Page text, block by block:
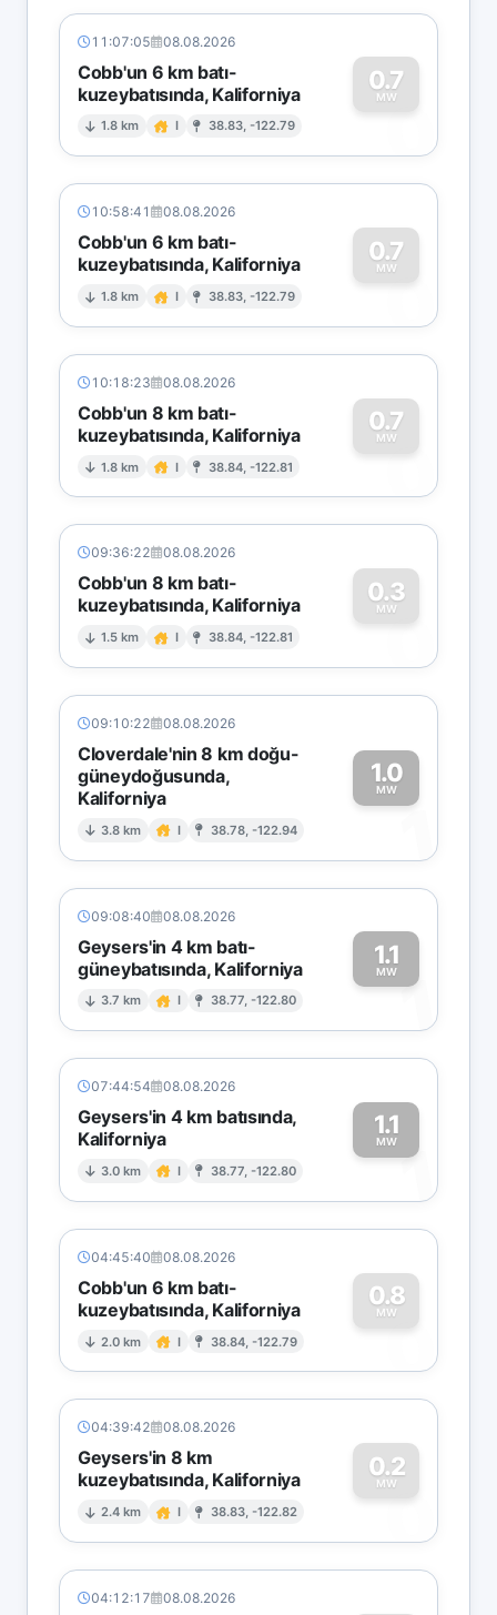
11:07:05 08.08.2026
Cobb'un 6 km batı-
kuzeybatısında, Kaliforniya
1.8 km I 38.83, -122.79
0.7
MW
0
10:58:41 08.08.2026
Cobb'un 6 km batı-
kuzeybatısında, Kaliforniya
1.8 km I 38.83, -122.79
0.7
MW
0
10:18:23 08.08.2026
Cobb'un 8 km batı-
kuzeybatısında, Kaliforniya
1.8 km I 38.84, -122.81
0.7
MW
0
09:36:22 08.08.2026
Cobb'un 8 km batı-
kuzeybatısında, Kaliforniya
1.5 km I 38.84, -122.81
0.3
MW
0
09:10:22 08.08.2026
Cloverdale'nin 8 km doğu-
güneydoğusunda,
Kaliforniya
3.8 km I 38.78, -122.94
1.0
MW
1
09:08:40 08.08.2026
Geysers'in 4 km batı-
güneybatısında, Kaliforniya
3.7 km I 38.77, -122.80
1.1
MW1
07:44:54 08.08.2026
Geysers'in 4 km batısında,
Kaliforniya
3.0 km I 38.77, -122.80
1.1
MW1
04:45:40 08.08.2026
Cobb'un 6 km batı-
kuzeybatısında, Kaliforniya
2.0 km I 38.84, -122.79
0.8
MW
0
04:39:42 08.08.2026
Geysers'in 8 km
kuzeybatısında, Kaliforniya
2.4 km I 38.83, -122.82
0.2
MW
0
04:12:17 08.08.2026